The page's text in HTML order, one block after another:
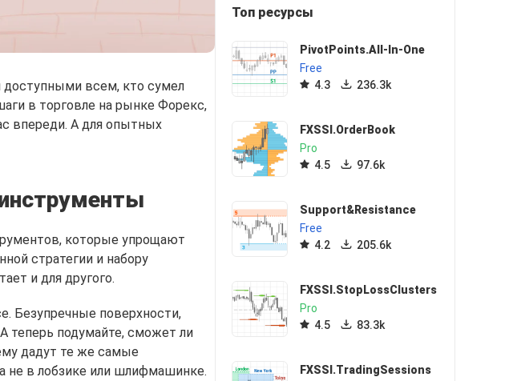
доступными всем, кто сумел
в торговле на рынке Форекс,
впереди. А для опытных
которые упрощают
стратегии и набору
и для другого.
Безупречные поверхности,
теперь подумайте, сможет ли
дадут те же самые
не в лобзике или шлифмашинке.
Топ ресурсы
PivotPoints.All-In-One
Free
4.3
236.3k
FXSSI.OrderBook
Pro
4.5
97.6k
Support&Resistance
Free
4.2
205.6k
FXSSI.StopLossClusters
Pro
4.5
83.3k
FXSSI.TradingSessions